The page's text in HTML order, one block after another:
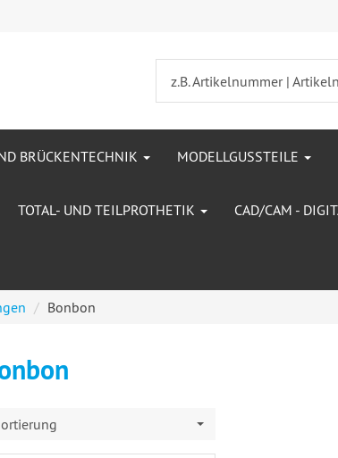
BRÜCKENTECHNIK MODELLGUSSTEILE
TOTAL- UND TEILPROTHETIK CAD/CAM -
Bonbon